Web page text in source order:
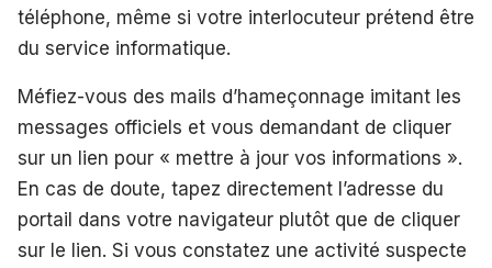
téléphone, même si votre interlocuteur prétend être
du service informatique.
Méfiez-vous des mails d’hameçonnage imitant les
messages officiels et vous demandant de cliquer
sur un lien pour « mettre à jour vos informations ».
En cas de doute, tapez directement l’adresse du
portail dans votre navigateur plutôt que de cliquer
sur le lien. Si vous constatez une activité suspecte